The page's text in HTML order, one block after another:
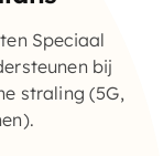
Speciaal
bij
straling (5G,